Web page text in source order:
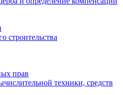
строительства
прав
техники, средств